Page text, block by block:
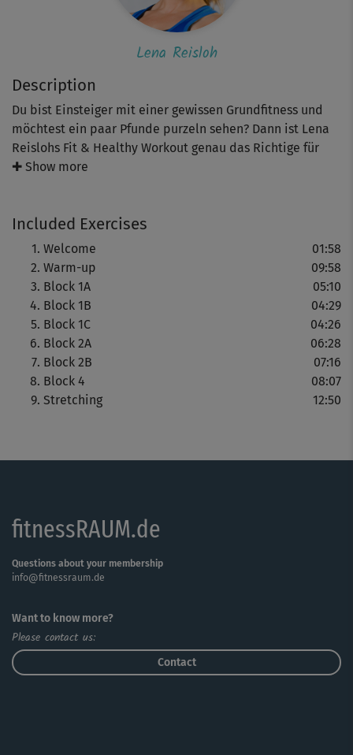
Description
Du bist Einsteiger mit einer gewissen Grundfitness und
möchtest ein paar Pfunde purzeln sehen? Dann ist Lena
Reislohs Fit & Healthy Workout genau das Richtige für
dich!
gelenkschonendes Ganzkörpertraining, das dein Gewicht
mit einem Mix aus Kraft- und Cardio-Training wirksam
reduziert, deinen Stoffwechsel ankurbelt sowie deinen
Körper strafft und stärkt.
Freu dich nach einem Warm-up auf mehrere
Übungsblöcke für verschiedene Muskelgruppen, in denen
du immer wieder mit Sand, Salz oder Zucker gefüllte
Flaschen als innovative Gewichte nutzt. Diese trainieren
gleichzeitig den Muskel und seinen Gegenspieler, was
besonders gelenkschonend ist, und erhöhen den
✚ Show more
Included Exercises
Welcome
01:58
Warm-up
09:58
Block 1A
05:10
Block 1B
04:29
Block 1C
04:26
Block 2A
06:28
Block 2B
07:16
Block 4
08:07
Stretching
12:50
Lena Reisloh
fitnessRAUM.de
Questions about your membership
info@fitnessraum.de
Want to know more?
Please contact us:
Contact